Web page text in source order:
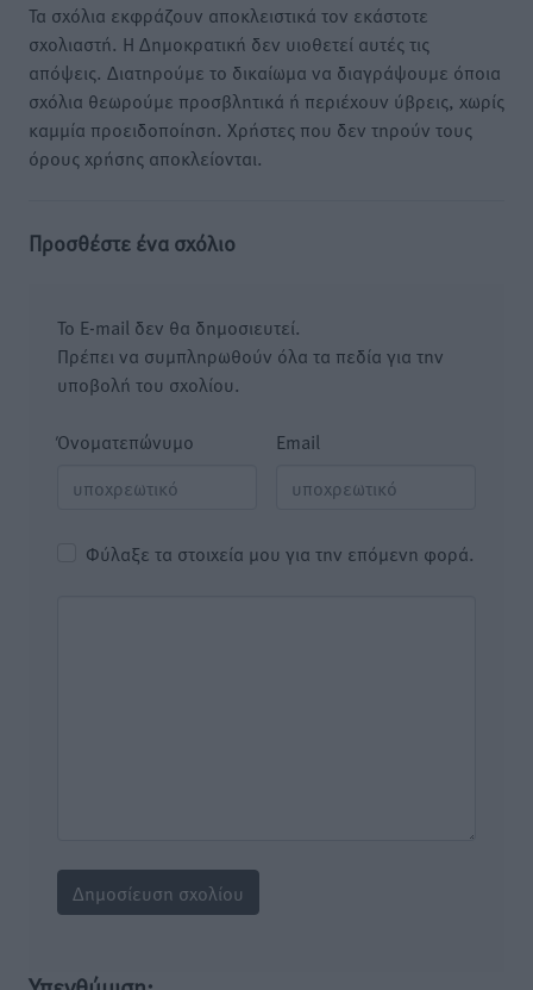
Τα σχόλια εκφράζουν αποκλειστικά τον εκάστοτε
σχολιαστή. Η Δημοκρατική δεν υιοθετεί αυτές τις
απόψεις. Διατηρούμε το δικαίωμα να διαγράψουμε όποια
σχόλια θεωρούμε προσβλητικά ή περιέχουν ύβρεις, χωρίς
καμμία προειδοποίηση. Χρήστες που δεν τηρούν τους
όρους χρήσης αποκλείονται.
Προσθέστε ένα σχόλιο
Το E-mail δεν θα δημοσιευτεί.
Πρέπει να συμπληρωθούν όλα τα πεδία για την
υποβολή του σχολίου.
Όνοματεπώνυμο Email
Φύλαξε τα στοιχεία μου για την επόμενη φορά.